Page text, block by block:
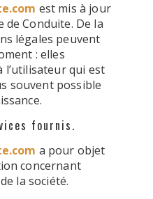
est mis à jour
Conduite. De la
légales peuvent
: elles
l’utilisateur qui est
souvent possible
fournis.
a pour objet
concernant
la société.